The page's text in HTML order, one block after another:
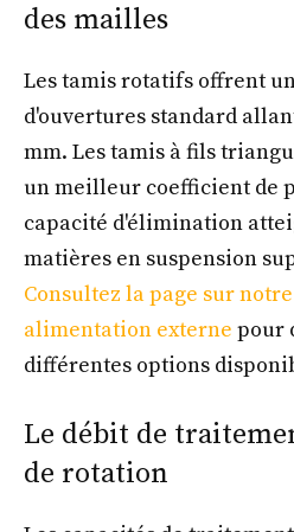
des mailles
Les tamis rotatifs offrent
d'ouvertures standard
mm. Les tamis à fils
un meilleur coefficient de
capacité d'élimination
matières en suspension
Consultez la page sur
alimentation externe pour
différentes options
Le débit de
de rotation